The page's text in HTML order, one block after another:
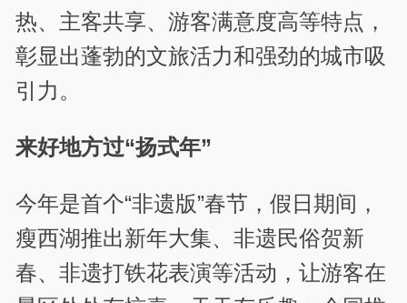
热、主客共享、游客满意度高等特点，
彰显出蓬勃的文旅活力和强劲的城市吸
引力。
来好地方过“扬式年”
今年是首个“非遗版”春节，假日期间，
瘦西湖推出新年大集、非遗民俗贺新
春、非遗打铁花表演等活动，让游客在